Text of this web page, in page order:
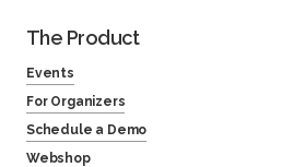
The Product
Events
For Organizers
Schedule a Demo
Webshop